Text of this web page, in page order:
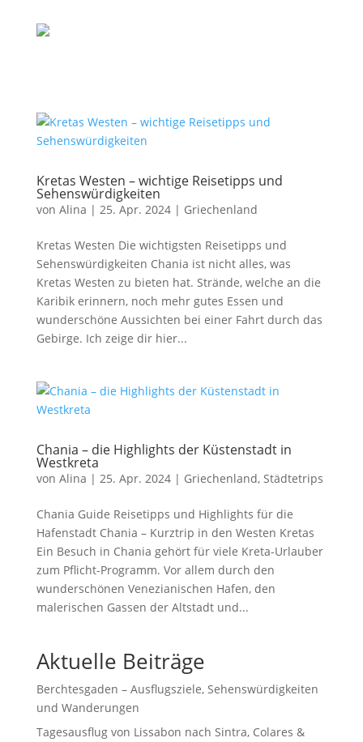
Kretas Westen – wichtige Reisetipps und
Sehenswürdigkeiten
von Alina | 25. Apr. 2024| Griechenland
Kretas Westen Die wichtigsten Reisetipps und
Sehenswürdigkeiten Chania ist nicht alles, was
Kretas Westen zu bieten hat. Strände, welche an die
Karibik erinnern, noch mehr gutes Essen und
wunderschöne Aussichten bei einer Fahrt durch das
Gebirge. Ich zeige dir hier...
Chania – die Highlights der Küstenstadt in
Westkreta
von Alina | 25. Apr. 2024| Griechenland, Städtetrips
Chania Guide Reisetipps und Highlights für die
Hafenstadt Chania – Kurztrip in den Westen Kretas
Ein Besuch in Chania gehört für viele Kreta-Urlauber
zum Pflicht-Programm. Vor allem durch den
wunderschönen Venezianischen Hafen, den
malerischen Gassen der Altstadt und...
Aktuelle Beiträge
Berchtesgaden – Ausflugsziele, Sehenswürdigkeiten
und Wanderungen
Tagesausflug von Lissabon nach Sintra, Colares &